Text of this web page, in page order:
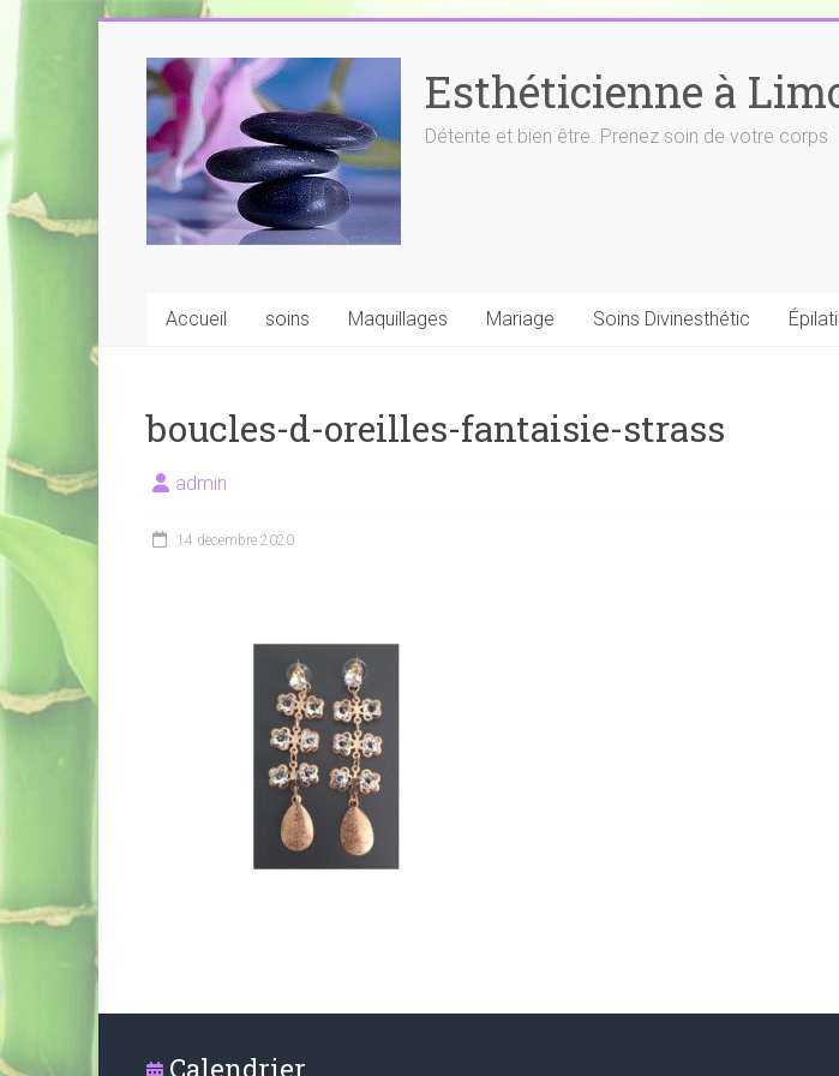
content
Esthéticienne à
Détente et bien être. Prenez soin de votre corps
Accueil soins Maquillages Mariage Soins Divinesthétic
boucles-d-oreilles-fantaisie-strass
admin
14 décembre 2020
Calendrier